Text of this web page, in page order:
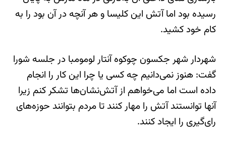
رسیده بود اما آتش این کلیسا و هر آنچه در آن بود را به
کام خود کشید.
شهردار شهر جکسون چوکوه آنتار لومومبا در جلسه شورا
گفت: هنوز نمی‌دانیم چه کسی یا چرا این کار را انجام
داده است اما می‌خواهم از آتش‌نشان‌ها تشکر کنم زیرا
آنها توانستند آتش را مهار کنند تا مردم بتوانند حوزه‌های
رای‌گیری را ایجاد کنند.